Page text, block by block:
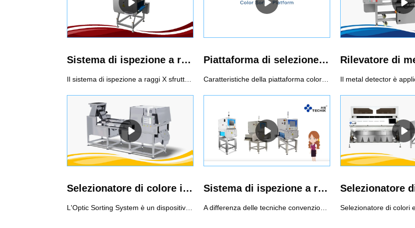
Sistema di ispezione a raggi X standard
Il sistema di ispezione a raggi X sfrutta il potere penetrante dei raggi X per rilevare la contaminazione. Può ottenere una gamma completa di ispezioni di contaminanti, inclusi contaminanti metallici e non metallici (vetro, ceramica, pietra, osso, gomma dura, plastica dura, ecc.). Può ispezionare imballaggi metallici, non metallici e prodotti in scatola e il risultato dell'ispezione non sarà influenzato da temperatura, umidità, contenuto di sale, ecc.Uso consigliato di sistemi di ispezione a raggi X1. Non solo contaminanti metallici, ma anche altri non metalli come pietre, ceramica, vetro.2. Alimenti confezionati con film di alluminio e alimenti confezionati in metallo3. Cibo ad alta salinità, come i sottaceti che hanno un forte effetto sul prodotto4. Cibo in scatola5. Requisiti elevati per l'ispezione di SUS6. Rilevamento di difetti, ad esempio un tablet difettoso.
Piattaforma di selezione dei colori
Caratteristiche della piattaforma color sorter1 Apprendimento automaticoModellazione automatica, abbinamento al metodo di classificazione ottimale, funzionamento semplice, fornendo ai clienti la soluzione di smistamento migliore e più economica2 Correzione automaticaAttraverso la calibrazione dell'immagine dinamica in tempo reale, la stabilità e le prestazioni anti-interferenza della macchina possono essere notevolmente migliorate3 Impostazione dei parametriIl selezionatore di colori può calcolare automaticamente, identificare in modo intelligente e ordinare i materiali in base alla regola di smistamento. Gli utenti possono selezionare e definire liberamente il colore, la forma, le dimensioni e l'area dei difetti dei materiali e giudicare automaticamente e abbinare accuratamente lo schema di smistamento ottimale attraverso una tecnologia di controllo automatico intelligente.4 Controllo intelligente del cloudGli utenti possono controllare, utilizzare e mantenere in remoto, aggiornare il software, diagnosticare e risolvere i problemi della sorgente luminosa e della calibrazione elettrica e meccanica, il rilevamento online del funzionamento del prodotto, la raccolta dei dati, la guida in linea, ecc. misura massima.5 Ordinamento di forma e dimensioneAttraverso l'algoritmo di coordinate multidimensionali, il selezionatore di colori può identificare in modo intelligente le sottili differenze di forma dei materiali, in modo da classificare materiali di diverse categorie di forma come dimensioni, lunghezza, precisione, quadrato, singolo e doppio.
Selezionatore di colore intelligente del tipo di cintura
L'Optic Sorting System è un dispositivo per lo smistamento automatico del materiale difettoso utilizzando la tecnologia di rilevamento optoelettronico in base alla differenza delle caratteristiche ottiche dei materiali.Caratteristiche del selezionatore di colori del tipo di cintura intelligente:1. Dotato di un sensore full-color da 5400 pixel ad alta definizione, funzione snapshot ad alta definizione, perfetto ripristino del vero colore del materiale, ingrandimento 8 volte delle foto, velocità di scansione lineare ad altissima velocità, miglioramento della capacità per identificare con precisione i piccoli difetti.2. L'intelligente algoritmo di ordinamento multiplo di tipo multiplo migliora l'analisi parallela e le capacità di elaborazione, con l'impostazione di un tasto delle modalità di ordinamento, che possono realizzare l'ordinamento indipendente da più colori, l'ordinamento positivo, l'ordinamento inverso, l'ordinamento multiplo, ecc., quindi alla fine ottenendo l'ordinamento durevole e stabile con effetto più prominente.3. Sorgente di luce fredda a LED ad alta luminosità, illuminazione senza ombre, per garantire un ambiente di illuminazione stabile e duraturo.4. Sistema di trasmissione efficiente e stabile, conveniente per la sostituzione della cinghia, ottimo per proteggere i materiali fragili, con un'ampia gamma di utilizzo e un'elevata percentuale di selezione netta.
Sistema di ispezione a raggi X per l'industria alimentare
A differenza delle tecniche convenzionali di rilevamento dei metalli, il sistema di ispezione a raggi X Techik Food trascende i confini non solo identificando i contaminanti metallici, ma anche rilevando le impurità non metalliche con una precisione senza precedenti. Questo sistema è meticolosamente progettato per garantire la massima qualità del prodotto, stabilendo uno standard di settore completamente nuovo.Il sistema di ispezione a raggi X Techik Food è progettato per rifiutare selettivamente i contaminanti identificati o i prodotti difettosi senza interrompere il flusso di produzione complessivo. Le sue notevoli capacità nel rilevare un'ampia gamma di potenziali pericoli lo rendono uno strumento indispensabile per le industrie in cui la purezza e la qualità dei materiali di consumo sono fondamentali, come la lavorazione degli alimenti, i prodotti farmaceutici e altro ancora.